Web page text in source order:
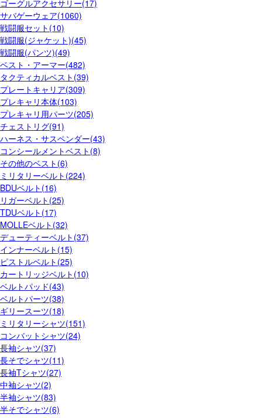
ゴーグルアクセサリー(17)
サバゲーウェア(1060)
戦闘服セット(10)
戦闘服(ジャケット)(45)
戦闘服(パンツ)(49)
ベスト・アーマー(482)
タクティカルベスト(39)
プレートキャリア(309)
プレキャリ本体(103)
プレキャリ用パーツ(205)
チェストリグ(91)
ハーネス・サスペンダー(43)
コンシールメントベスト(8)
その他のベスト(6)
ミリタリーベルト(224)
BDUベルト(16)
リガーベルト(25)
TDUベルト(17)
MOLLEベルト(32)
デューティーベルト(37)
インナーベルト(15)
ピストルベルト(25)
カートリッジベルト(10)
ベルトパッド(43)
ベルトパーツ(38)
ギリースーツ(18)
ミリタリーシャツ(151)
コンバットシャツ(24)
長袖シャツ(37)
長そでシャツ(11)
長袖Tシャツ(27)
中袖シャツ(2)
半袖シャツ(83)
半そでシャツ(6)